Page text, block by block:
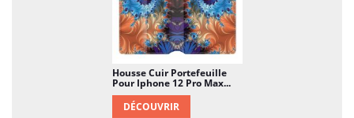
Housse Cuir Portefeuille
Pour Iphone 12 Pro Max...
DÉCOUVRIR